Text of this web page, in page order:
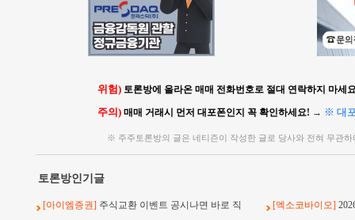
위험) 토론방에 올라온 매매 전화번호로 절대 연락하지 마세
주의) 매매 거래시 먼저 대포폰인지 꼭 확인하세요! → ※ 대
※ 주주토론방의 글은 네티즌이 작성한 글로 당사와 전혀 무관
토론방인기글
[아이엠증권] 주식교환 이벤트 공시나면 바로 직 [엑소코바이오]